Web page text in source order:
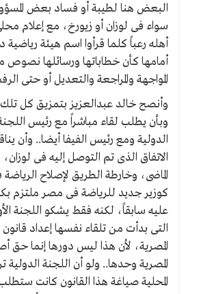
البعض هنا لطيبة أو فساد بعض
سواء فى لوزان أو زيورخ، مع إعلام
أهله رعباً كلما قرأوا اسم هيئة
أمامها كأن خطاباتها ورسائلها نصوص
المواجهة والمراجعة والتعديل أو حتى
وأنصح خالد عبدالعزيز بتمزيق كل تلك
وبأن يطلب لقاء مباشراً مع رئيس اللجنة
الدولية ومع رئيس الفيفا أيضا.. وأن
الاتفاق الذى تم التوصل إليه فى
الماضى، وخارطة الطريق لإصلاح
كوزير جديد للرياضة فى مصر ملتزم
عليه سابقاً، لكنه فقط يشكو اللجنة
التى بدأت من تلقاء نفسها إعداد
المصرية، لأن هذا ليس دورها إنما حق
المصرية وحدها.. ولو أن اللجنة الدولية
المحلية صياغة هذا القانون كانت